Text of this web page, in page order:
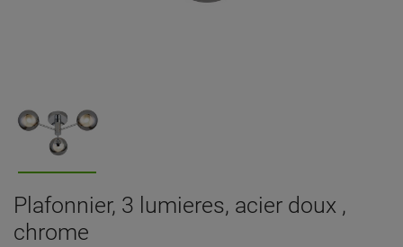
Plafonnier, 3 lumieres, acier doux ,
chrome